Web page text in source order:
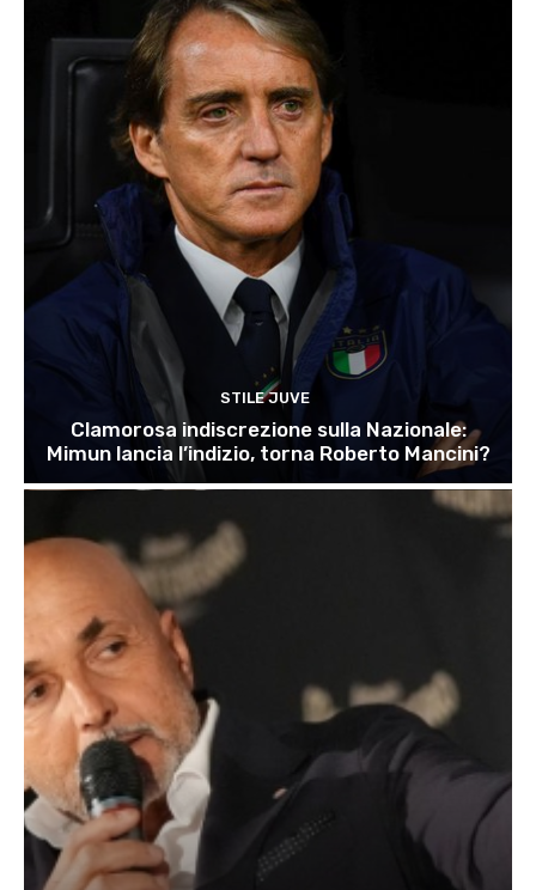
STILE JUVE
Clamorosa indiscrezione sulla Nazionale:
Mimun lancia l’indizio, torna Roberto Mancini?